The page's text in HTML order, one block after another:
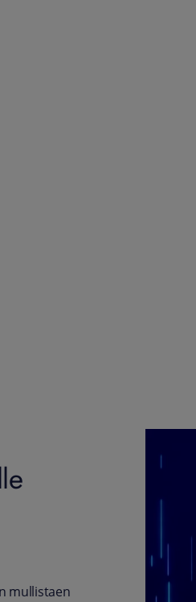
mullistaen